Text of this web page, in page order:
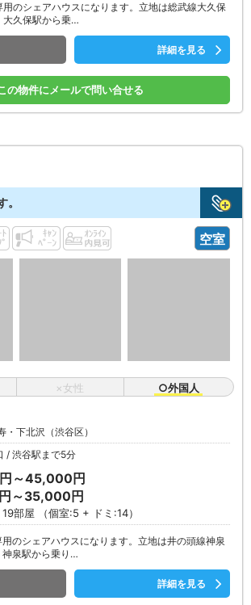
のシェアハウスになります。立地は総武線大久保
大久保駅から乗…
詳細を見る
の物件にメールで問い合せる
空室
×女性 ○外国人
・下北沢（渋谷区）
渋谷駅まで5分
～45,000円
～35,000円
19部屋 （個室:5 + ドミ:14）
のシェアハウスになります。立地は井の頭線神泉
神泉駅から乗り…
詳細を見る